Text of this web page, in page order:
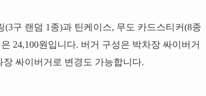
구 랜덤 1종)과 틴케이스, 무도 카드스티커(8종
24,100원입니다. 버거 구성은 박차장 싸이버거
싸이버거로 변경도 가능합니다.